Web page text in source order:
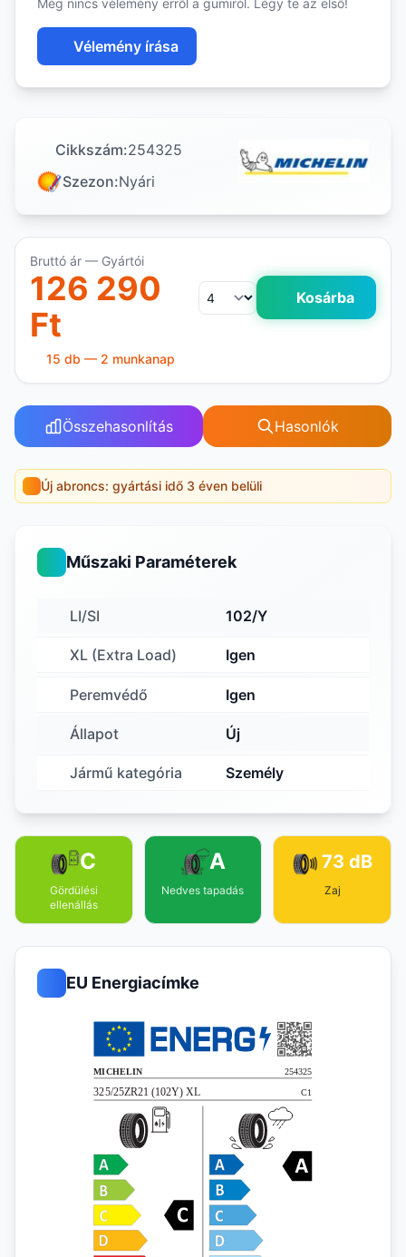
Még nincs vélemény erről a gumiról. Légy te az első!
Vélemény írása
Cikkszám:254325
Szezon:Nyári
Bruttó ár — Gyártói
126 290
Ft
Kosárba
15 db — 2 munkanap
Összehasonlítás Hasonlók
Új abroncs: gyártási idő 3 éven belüli
Műszaki Paraméterek
LI/SI 102/Y
XL (Extra Load) Igen
Peremvédő Igen
Állapot Új
Jármű kategória Személy
C
Gördülési
ellenállás
A
Nedves tapadás
73 dB
Zaj
EU Energiacímke